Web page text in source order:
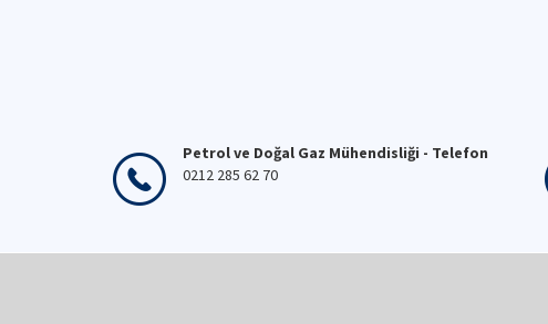
Petrol ve Doğal Gaz Mühendisliği - Telefon
0212 285 62 70